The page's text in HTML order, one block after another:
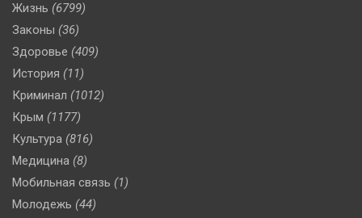
Жизнь (6799)
Законы (36)
Здоровье (409)
История (11)
Криминал (1012)
Крым (1177)
Культура (816)
Медицина (8)
Мобильная связь (1)
Молодежь (44)